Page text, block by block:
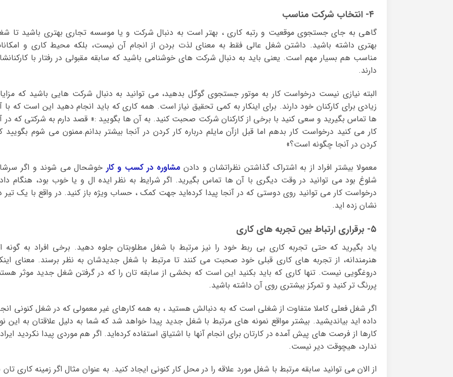
گاهی به جای جستجوی موقعیت و رتبه کاری ، بهتر است به دنبال شرکت و یا موسسه تجاری بهتری باشید تا
بهتری داشته باشید. داشتن شغل عالی فقط به معنای لذت بردن از انجام آن نیست، بلکه محیط کاری و
مناسب هم بسیار مهم است. یعنی باید به دنبال شرکت های خوشنامی باشید که سابقه مقبولی در رفتار با
دارند.
البته نیازی نیست درخواست کار به موتور جستجوی گوگل بدهید، می توانید به دنبال شرکت هایی باشید که
زیادی برای کارکنان خود دارند. برای اینکار به کمی تحقیق نیاز است. همه کاری که باید انجام دهید این است که با
ها تماس بگیرید و سعی کنید با برخی از کارکنان شرکت صحبت کنید. به آن ها بگویید :« قصد دارم به شرکتی که در
کار می کنید درخواست کار بدهم اما قبل ازآن مایلم درباره کار کردن در آنجا بیشتر بدانم.ممنون می شوم بگویید
کردن در آنجا چگونه است؟»
معمولا بیشتر افراد از به اشتراک گذاشتن نظراتشان و دادن مشاوره در کسب و کار خوشحال می شوند و اگر
شلوغ بود می توانید در وقت دیگری با آن ها تماس بگیرید. اگر شرایط به نظر ایده ال و یا خوب بود، هنگام
درخواست کار می توانید روی دوستی که در آنجا پیدا کرده‌اید جهت کمک ، حساب ویژه باز کنید. در واقع با یک تیر
نشان زده اید.
۵- برقراری ارتباط بین تجربه های کاری
یاد بگیرید که حتی تجربه کاری بی ربط خود را نیز مرتبط با شغل مطلوبتان جلوه دهید. برخی افراد به گونه
هنرمندانه، از تجربه های کاری قبلی خود صحبت می کنند تا مرتبط با شغل جدیدشان به نظر برسند. معنای
دروغگویی نیست. تنها کاری که باید بکنید این است که بخشی از سابقه تان را که در گرفتن شغل جدید موثر
پررنگ تر کنید و تمرکز بیشتری روی آن داشته باشید.
اگر شغل فعلی کاملا متفاوت از شغلی است که به دنبالش هستید ، به همه کارهای غیر معمولی که در شغل کنونی
داده اید بیاندیشید. بیشتر مواقع نمونه های مرتبط با شغل جدید پیدا خواهد شد که شما به دلیل علاقتان به این
کارها از فرصت های پیش آمده در کارتان برای انجام آنها با اشتیاق استفاده کرده‌اید. اگر هم موردی پیدا نکردید
ندارد، هیچوقت دیر نیست.
از الان می توانید سابقه مرتبط با شغل مورد علاقه را در محل کار کنونی ایجاد کنید. به عنوان مثال اگر زمینه کاری تان